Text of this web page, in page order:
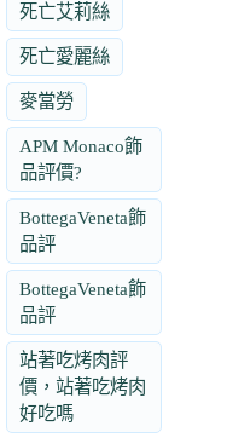
死亡艾莉絲
死亡愛麗絲
麥當勞
APM Monaco飾
品評價?
BottegaVeneta飾
品評
BottegaVeneta飾
品評
站著吃烤肉評
價，站著吃烤肉
好吃嗎